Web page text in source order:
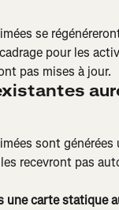
se
pour les
pas mises à jour.
sont
recevront pas
une carte statique